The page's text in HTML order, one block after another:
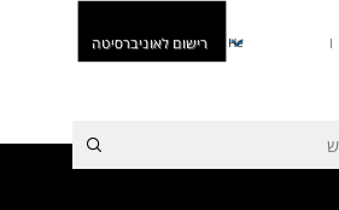
He רישום לאוניברסיטה